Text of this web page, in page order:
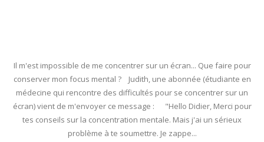
Il m'est impossible de me concentrer sur un écran... Que faire pour
conserver mon focus mental ? Judith, une abonnée (étudiante en
médecine qui rencontre des difficultés pour se concentrer sur un
écran) vient de m'envoyer ce message : "Hello Didier, Merci pour
tes conseils sur la concentration mentale. Mais j'ai un sérieux
problème à te soumettre. Je zappe...